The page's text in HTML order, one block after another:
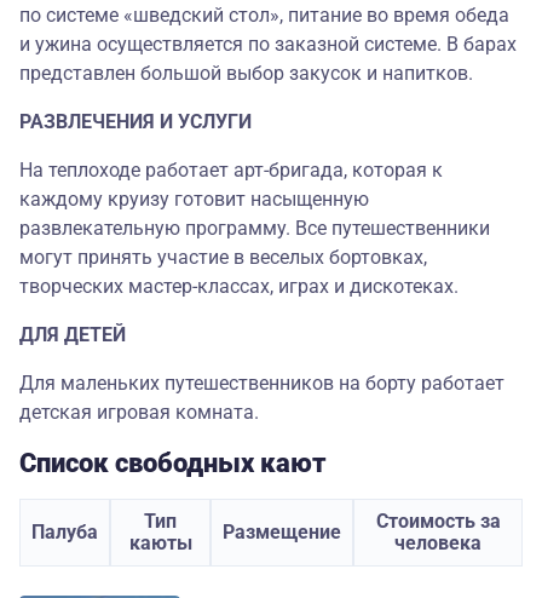
по системе «шведский стол», питание во время обеда
и ужина осуществляется по заказной системе. В барах
представлен большой выбор закусок и напитков.
РАЗВЛЕЧЕНИЯ И УСЛУГИ
На теплоходе работает арт-бригада, которая к
каждому круизу готовит насыщенную
развлекательную программу. Все путешественники
могут принять участие в веселых бортовках,
творческих мастер-классах, играх и дискотеках.
ДЛЯ ДЕТЕЙ
Для маленьких путешественников на борту работает
детская игровая комната.
Список свободных кают
Палуба
Тип
каюты
Размещение
Стоимость за
человека